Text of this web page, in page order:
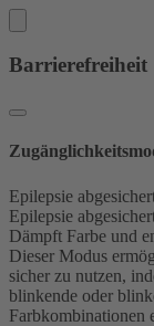
Barrierefreiheit
Epilepsie
Epilepsie
Dämpft Farbe und
Dieser Modus
sicher zu nutzen,
blinkende oder
Farbkombinationen